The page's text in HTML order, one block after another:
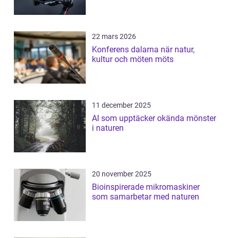
22 mars 2026
Konferens dalarna när natur,
kultur och möten möts
11 december 2025
AI som upptäcker okända mönster
i naturen
20 november 2025
Bioinspirerade mikromaskiner
som samarbetar med naturen